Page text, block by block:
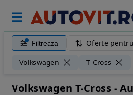
Filtreaza Oferte
Volkswagen T-Cross
Volkswagen T-Cross -